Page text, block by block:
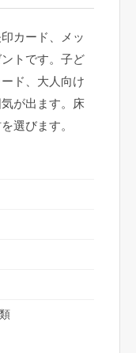
カード、メッ
トです。子ど
ド、大人向け
が出ます。床
選びます。